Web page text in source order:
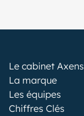
Le cabinet Axens
La marque
Les équipes
Chiffres Clés